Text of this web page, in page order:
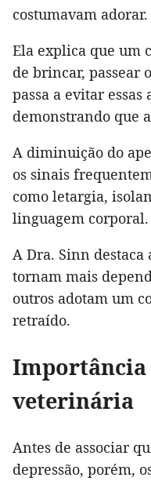
costumavam adorar.
Ela explica que um
de brincar, passear
passa a evitar
demonstrando que
A diminuição do
os sinais
como letargia,
linguagem corporal.
A Dra. Sinn destaca
tornam mais
outros adotam um
retraído.
Importância
veterinária
Antes de associar
depressão, porém,